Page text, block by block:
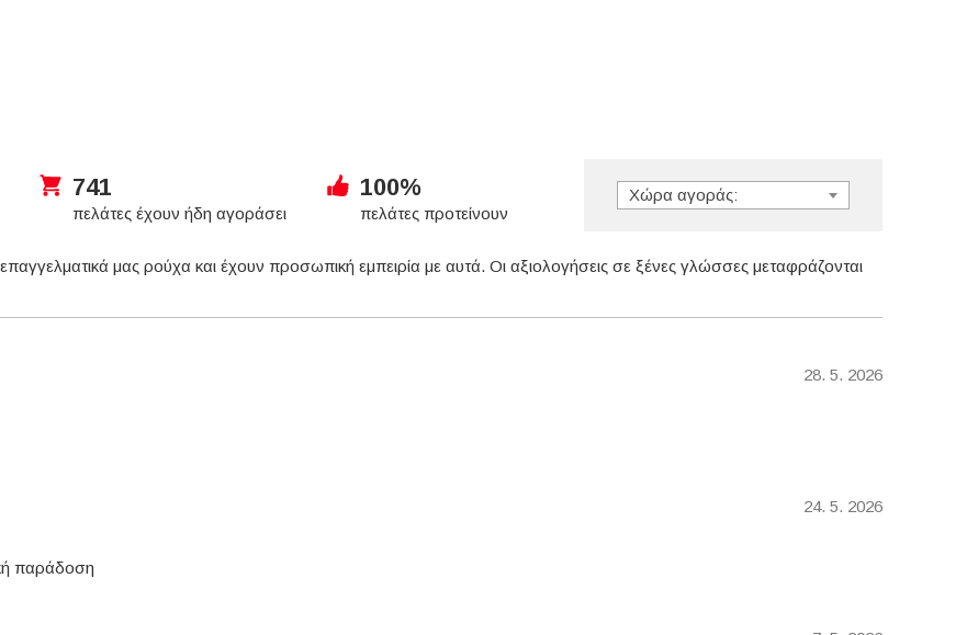
741
πελάτες έχουν ήδη αγοράσει
100%
πελάτες προτείνουν
Χώρα αγοράς:
μας ρούχα και έχουν προσωπική εμπειρία με αυτά. Οι αξιολογήσεις σε ξένες γλώσσες μεταφράζονται
28. 5. 2026
24. 5. 2026
παράδοση